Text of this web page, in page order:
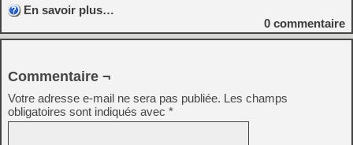
En savoir plus…
0 commentaire
Commentaire ¬
Votre adresse e-mail ne sera pas publiée. Les champs
obligatoires sont indiqués avec *